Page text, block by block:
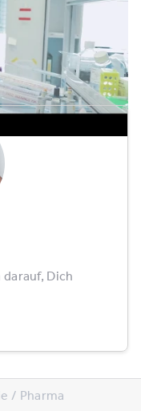
Dich
/ Pharma